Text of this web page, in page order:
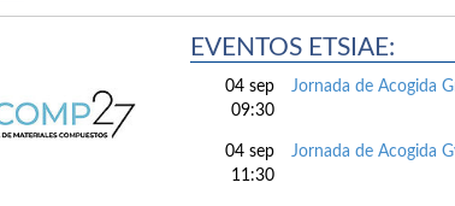
EVENTOS ETSIAE:
04 sep
09:30
Jornada de Acogida
04 sep
11:30
Jornada de Acogida